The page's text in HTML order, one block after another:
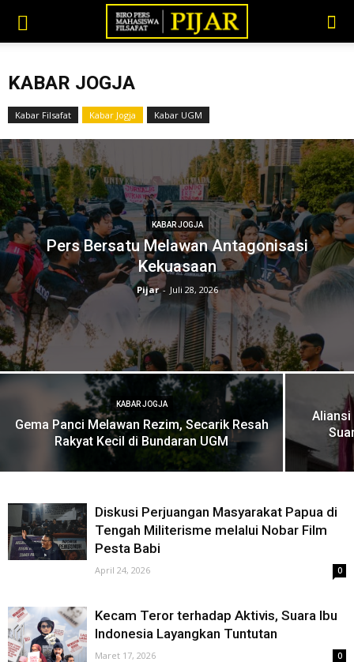
KABAR JOGJA
Kabar Filsafat Kabar Jogja Kabar UGM
KABAR JOGJA
Pers Bersatu Melawan Antagonisasi
Kekuasaan
Pijar - Juli 28, 2026
KABAR JOGJA
Gema Panci Melawan Rezim, Secarik Resah
Rakyat Kecil di Bundaran UGM
Aliansi
Diskusi Perjuangan Masyarakat Papua di
Tengah Militerisme melalui Nobar Film
Pesta Babi
April 24, 2026 0
Kecam Teror terhadap Aktivis, Suara Ibu
Indonesia Layangkan Tuntutan
Maret 17, 2026 0